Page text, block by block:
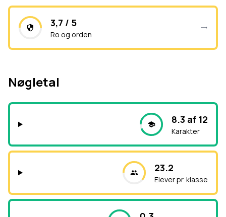
3,7 / 5
Ro og orden
Nøgletal
8.3 af 12
Karakter
23.2
Elever pr. klasse